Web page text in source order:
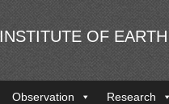
INSTITUTE OF
Observation Research